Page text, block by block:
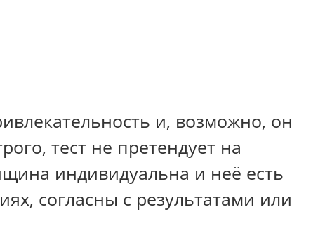
и, возможно, он
тест не претендует на
индивидуальна и неё есть
согласны с результатами или